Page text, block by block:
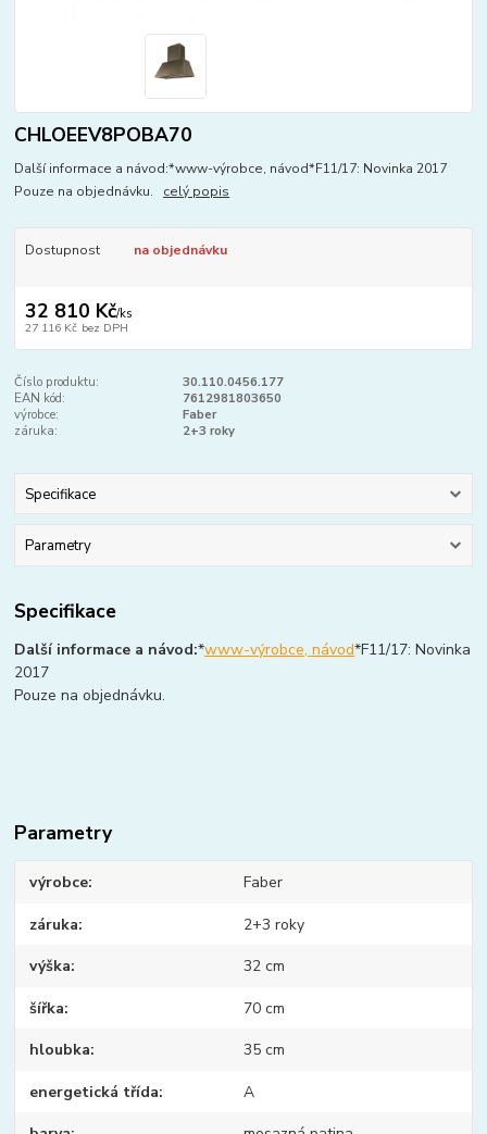
CHLOEEV8POBA70
Další informace a návod:*www-výrobce, návod*F11/17: Novinka 2017
Pouze na objednávku. celý popis
Dostupnost na objednávku
32 810 Kč/ks
27 116 Kč bez DPH
Číslo produktu:
30.110.0456.177
EAN kód:
7612981803650
výrobce:
Faber
záruka:
2+3 roky
Specifikace
Parametry
Specifikace
Další informace a návod:*www-výrobce, návod*F11/17: Novinka
2017
Pouze na objednávku.
Parametry
výrobce Faber
záruka 2+3 roky
výška 32 cm
šířka 70 cm
hloubka 35 cm
energetická třída A